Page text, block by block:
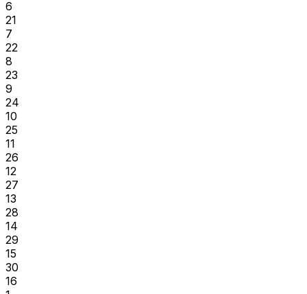
6
21
7
22
8
23
9
24
10
25
11
26
12
27
13
28
14
29
15
30
16